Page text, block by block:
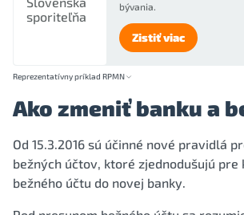
bývania.
Zistiť viac
Reprezentatívny príklad RPMN
Ako zmeniť banku a
Od 15.3.2016 sú účinné nové pravidlá
bežných účtov, ktoré zjednodušujú pre
bežného účtu do novej banky.